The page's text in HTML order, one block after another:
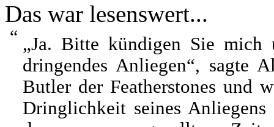
Das war lesenswert...
“ „Ja. Bitte kündigen Sie
dringendes Anliegen“, sagte
Butler der Featherstones und
Dringlichkeit seines